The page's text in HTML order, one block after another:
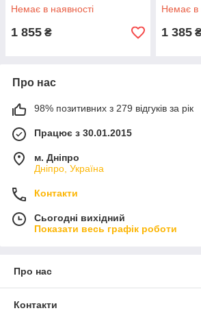
BCF603C-QW (Чорно-
жовтогарячий)
Немає в наявності
1 855 ₴
(Чорно-
Немає в
1 385
Про нас
98% позитивних з 279 відгуків за рік
Працює з 30.01.2015
м. Дніпро
Дніпро, Україна
Контакти
Сьогодні вихідний
Показати весь графік роботи
Про нас
Контакти